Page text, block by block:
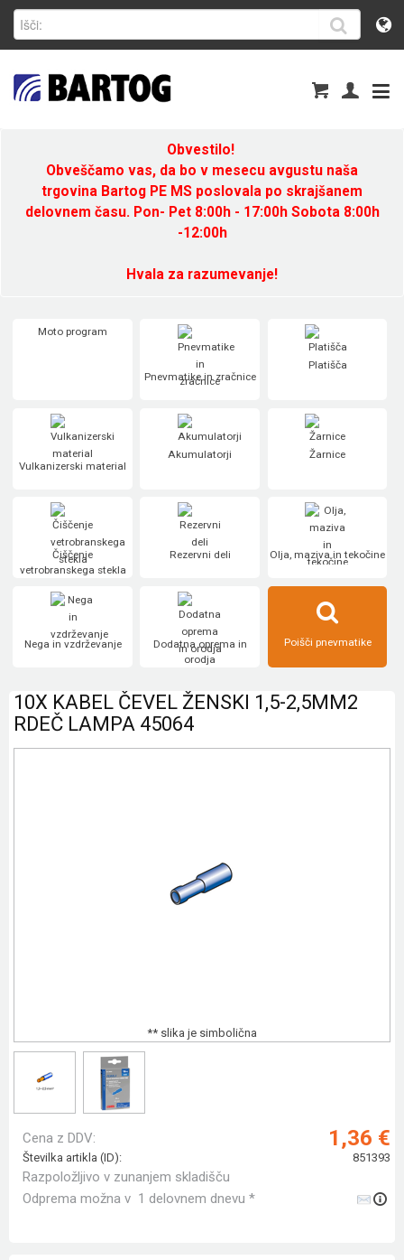
Obvestilo!
Obveščamo vas, da bo v mesecu avgustu naša
trgovina Bartog PE MS poslovala po skrajšanem
delovnem času. Pon- Pet 8:00h - 17:00h Sobota 8:00h
-12:00h
Hvala za razumevanje!
Moto program
Pnevmatike in zračnice
Platišča
Vulkanizerski material
Akumulatorji Žarnice
Čiščenje
vetrobranskega stekla
Rezervni deli Olja, maziva in tekočine
Nega in vzdrževanje
Dodatna oprema in
orodja
Poišči pnevmatike
10X KABEL ČEVEL ŽENSKI 1,5-2,5MM2
RDEČ LAMPA 45064
** slika je simbolična
Cena z DDV: 1,36 €
Številka artikla (ID): 851393
Razpoložljivo v zunanjem skladišču
Odprema možna v 1 delovnem dnevu *